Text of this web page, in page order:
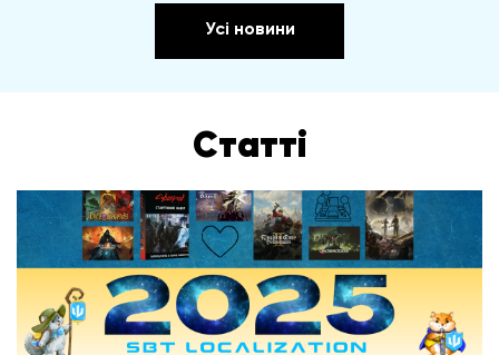
Усі новини
Статті